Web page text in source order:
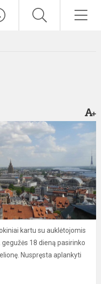
kartu su auklėtojomis
gegužės 18 dieną pasirinko
Nuspręsta aplankyti